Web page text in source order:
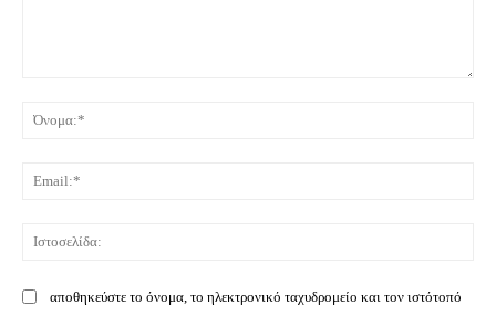
αποθηκεύστε το όνομα, το ηλεκτρονικό ταχυδρομείο και τον ιστότοπό